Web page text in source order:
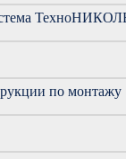
по монтажу